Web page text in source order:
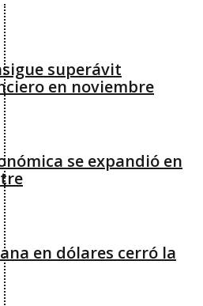
superávit
en noviembre
se expandió en
en dólares cerró la